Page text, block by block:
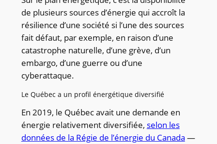
de plusieurs sources d’énergie qui accroît la
résilience d’une société si l’une des sources
fait défaut, par exemple, en raison d’une
catastrophe naturelle, d’une grève, d’un
embargo, d’une guerre ou d’une
cyberattaque.
Le Québec a un profil énergétique diversifié
En 2019, le Québec avait une demande en
énergie relativement diversifiée, selon les
données de la Régie de l’énergie du Canada —